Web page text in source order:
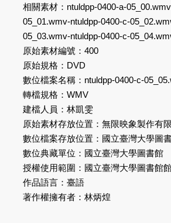
相關素材：ntuldpp-0400-a-
05_01.wmv-ntuldpp-0400-c-
05_03.wmv-ntuldpp-0400-c-
原始素材編號：400
原始規格：DVD
數位檔案名稱：ntuldpp-0400-c-
轉檔規格：WMV
建檔人員：林凱雯
原始素材存放位置：無限映象製作有
數位檔案存放位置：國立臺灣大學圖
數位典藏單位：國立臺灣大學圖書館
授權使用範圍：國立臺灣大學圖書館
作品語言：臺語
著作權擁有者：林炳煌